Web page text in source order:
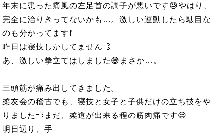
年末に患った痛風の左足首の調子が悪いです😓やはり、
完全に治りきってないかも…。激しい運動したら駄目な
のも分かってます❗
昨日は寝技しかしてません💨
あ、激しい拳立てはしました😅まさか…。
三頭筋が痛み出してきました。
柔友会の稽古でも、寝技と女子と子供だけの立ち技をや
りました💨まだ、柔道が出来る程の筋肉痛です😌
明日辺り、手